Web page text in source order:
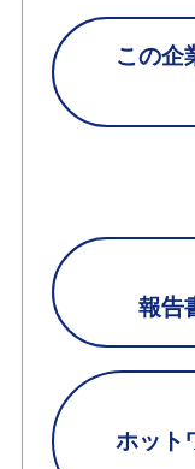
この企
報告
ホット